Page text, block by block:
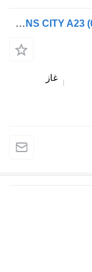
مصباح سقفي MAN LIONS CITY A23 (01.96-12.11) 88259256028 لـ الباصات MAN Lion's bus (1991-)